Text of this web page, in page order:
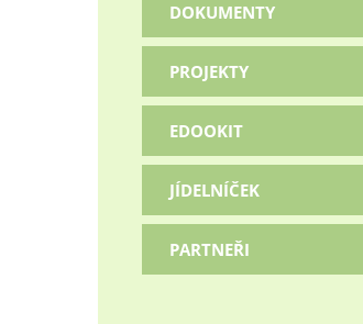
DOKUMENTY
PROJEKTY
EDOOKIT
JÍDELNÍČEK
PARTNEŘI